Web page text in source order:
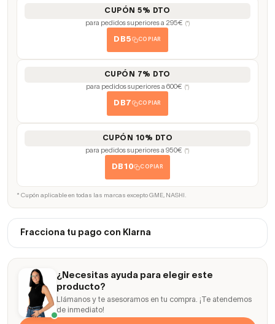
CUPÓN 5% DTO
para pedidos superiores a 295€ (*)
DB5 COPIAR
CUPÓN 7% DTO
para pedidos superiores a 600€ (*)
DB7 COPIAR
CUPÓN 10% DTO
para pedidos superiores a 950€ (*)
DB10 COPIAR
* Cupón aplicable en todas las marcas excepto GME, NASHI.
Fracciona tu pago con Klarna
¿Necesitas ayuda para elegir este
producto?
Llámanos y te asesoramos en tu compra. ¡Te atendemos
de inmediato!